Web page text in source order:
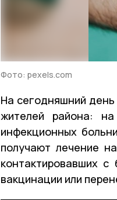
Фото: pexels.com
На сегодняшний день
жителей района: на
инфекционных
получают лечение
контактировавших
вакцинации или